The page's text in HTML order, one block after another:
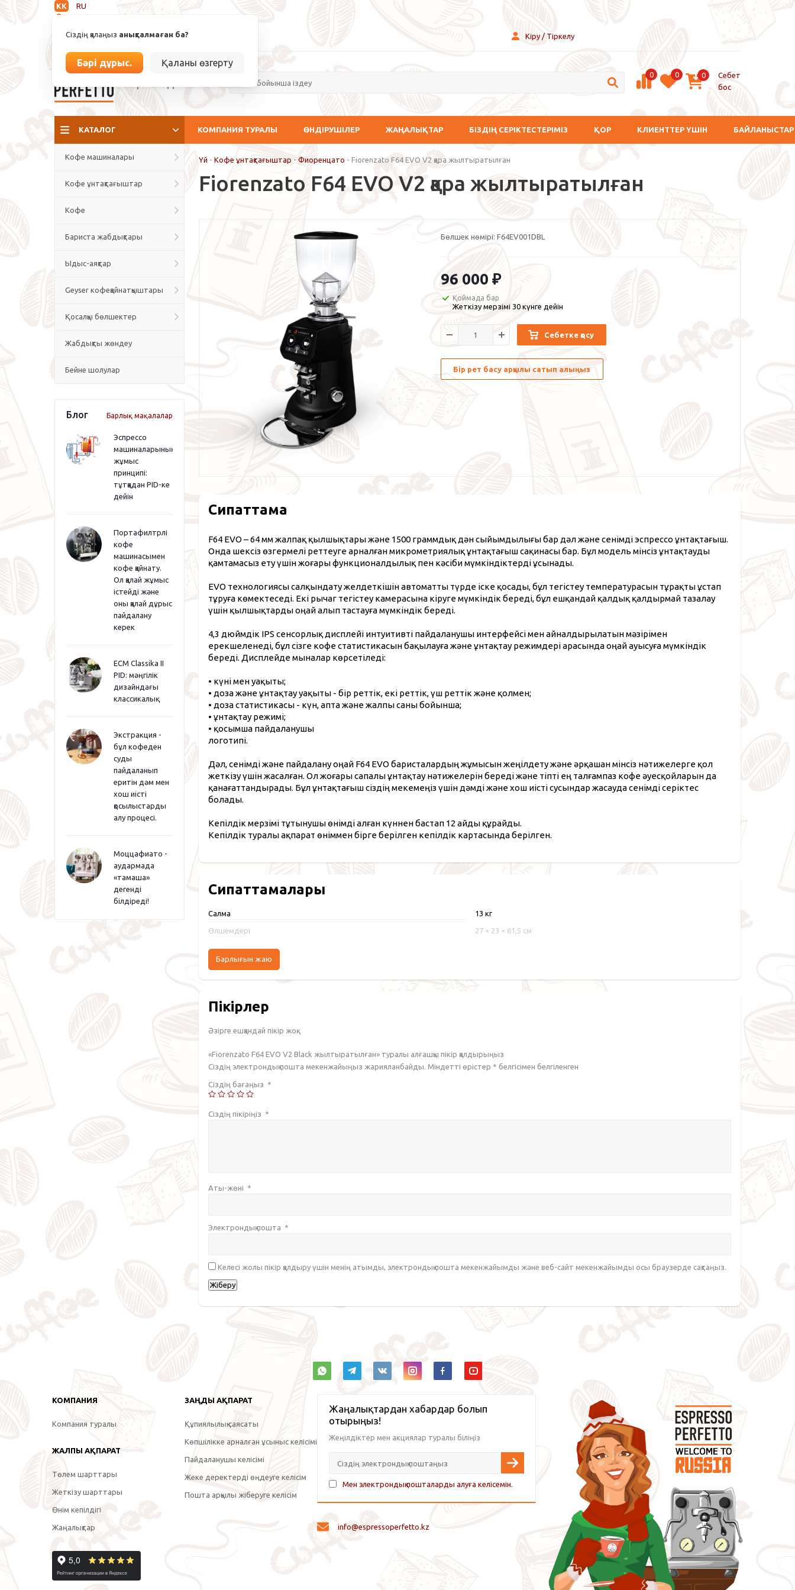
KK
RU
Сіздің қалаңыз анықталмаған ба?
Бәрі дұрыс. Қаланы өзгерту
info@espressoperfetto.kz Кіру / Тіркелу
0 0 0
Себет
бос
КАТАЛОГ КОМПАНИЯ ТУРАЛЫ ӨНДІРУШІЛЕР ЖАҢАЛЫҚТАР БІЗДІҢ СЕРІКТЕСТЕРІМІЗ ҚОР КЛИЕНТТЕР ҮШІН БАЙЛАНЫСТАР
Кофе машиналары
Кофе ұнтақтағыштар
Кофе
Бариста жабдықтары
Ыдыс-аяқтар
Geyser кофеқайнатқыштары
Қосалқы бөлшектер
Жабдықты жөндеу
Бейне шолулар
Блог Барлық мақалалар
Эспрессо
машиналарының
жұмыс
принципі:
тұтқадан PID-ке
дейін
Портафилтрлі
кофе
машинасымен
кофе қайнату.
Ол қалай жұмыс
істейді және
оны қалай дұрыс
пайдалану
керек
ECM Classika II
PID: мәңгілік
дизайндағы
классикалық
Экстракция -
бұл кофеден
суды
пайдаланып
еритін дәм мен
хош иісті
қосылыстарды
алу процесі.
Моццафиато -
аудармада
«тамаша»
дегенді
білдіреді!
Үй - Кофе ұнтақтағыштар - Фиоренцато - Fiorenzato F64 EVO V2 қара жылтыратылған
Fiorenzato F64 EVO V2 қара жылтыратылған
Бөлшек нөмірі: F64EV001DBL
96 000 ₽
Қоймада бар
Жеткізу мерзімі 30 күнге дейін
Себетке қосу
Бір рет басу арқылы сатып алыңыз
Сипаттама
F64 EVO – 64 мм жалпақ қылшықтары және 1500 граммдық дән сыйымдылығы бар дәл және сенімді эспрессо ұнтақтағыш.
Онда шексіз өзгермелі реттеуге арналған микрометриялық ұнтақтағыш сақинасы бар. Бұл модель мінсіз ұнтақтауды
қамтамасыз ету үшін жоғары функционалдылық пен кәсіби мүмкіндіктерді ұсынады.
EVO технологиясы салқындату желдеткішін автоматты түрде іске қосады, бұл тегістеу температурасын тұрақты ұстап
тұруға көмектеседі. Екі рычаг тегістеу камерасына кіруге мүмкіндік береді, бұл ешқандай қалдық қалдырмай тазалау
үшін қылшықтарды оңай алып тастауға мүмкіндік береді.
4,3 дюймдік IPS сенсорлық дисплейі интуитивті пайдаланушы интерфейсі мен айналдырылатын мәзірімен
ерекшеленеді, бұл сізге кофе статистикасын бақылауға және ұнтақтау режимдері арасында оңай ауысуға мүмкіндік
береді. Дисплейде мыналар көрсетіледі:
• күні мен уақыты;
• доза және ұнтақтау уақыты - бір реттік, екі реттік, үш реттік және қолмен;
• доза статистикасы - күн, апта және жалпы саны бойынша;
• ұнтақтау режимі;
• қосымша пайдаланушы
логотипі.
Дәл, сенімді және пайдалану оңай F64 EVO баристалардың жұмысын жеңілдету және әрқашан мінсіз нәтижелерге қол
жеткізу үшін жасалған. Ол жоғары сапалы ұнтақтау нәтижелерін береді және тіпті ең талғампаз кофе әуесқойларын да
қанағаттандырады. Бұл ұнтақтағыш сіздің мекемеңіз үшін дәмді және хош иісті сусындар жасауда сенімді серіктес
болады.
Кепілдік мерзімі тұтынушы өнімді алған күннен бастап 12 айды құрайды.
Кепілдік туралы ақпарат өніммен бірге берілген кепілдік картасында берілген.
Сипаттамалары
Салмақ 13 кг
Өлшемдері 27 × 23 × 61,5 см
Барлығын жаю
Пікірлер
Әзірге ешқандай пікір жоқ.
«Fiorenzato F64 EVO V2 Black жылтыратылған» туралы алғашқы пікір қалдырыңыз
Сіздің электрондық пошта мекенжайыңыз жарияланбайды. Міндетті өрістер * белгісімен белгіленген
Сіздің бағаңыз *
Сіздің пікіріңіз *
Аты-жөні *
Электрондық пошта *
Келесі жолы пікір қалдыру үшін менің атымды, электрондық пошта мекенжайымды және веб-сайт мекенжайымды осы браузерде сақтаңыз.
КОМПАНИЯ
Компания туралы
ЖАЛПЫ АҚПАРАТ
Төлем шарттары
Жеткізу шарттары
Өнім кепілдігі
Жаңалықтар
ЗАҢДЫ АҚПАРАТ
Құпиялылық саясаты
Көпшілікке арналған ұсыныс келісімі
Пайдаланушы келісімі
Жеке деректерді өңдеуге келісім
Пошта арқылы жіберуге келісім
Жаңалықтардан хабардар болып
отырыңыз!
Жеңілдіктер мен акциялар туралы біліңіз
Мен электрондық пошталарды алуға келісемін.
info@espressoperfetto.kz